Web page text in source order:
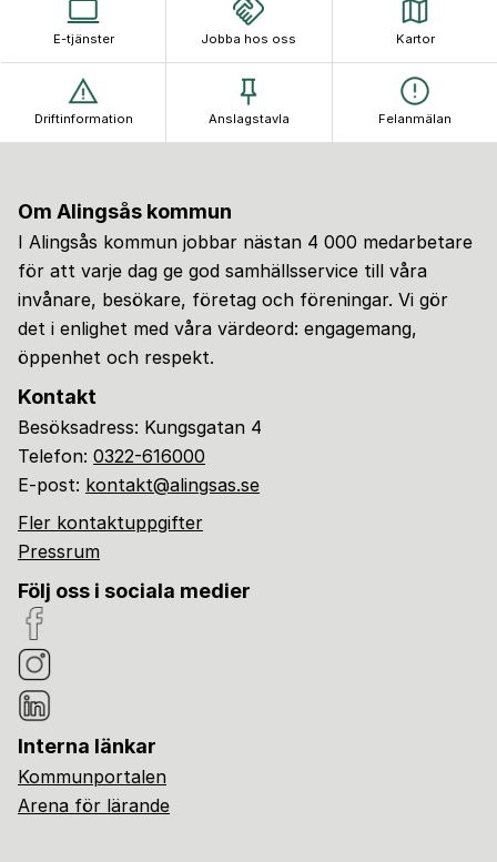
E-tjänster Jobba hos oss Kartor
Driftinformation Anslagstavla Felanmälan
Om Alingsås kommun
I Alingsås kommun jobbar nästan 4 000 medarbetare
för att varje dag ge god samhällsservice till våra
invånare, besökare, företag och föreningar. Vi gör
det i enlighet med våra värdeord: engagemang,
öppenhet och respekt.
Kontakt
Besöksadress: Kungsgatan 4
Telefon: 0322-616000
E-post: kontakt@alingsas.se
Fler kontaktuppgifter
Pressrum
Följ oss i sociala medier
Interna länkar
Kommunportalen
Arena för lärande